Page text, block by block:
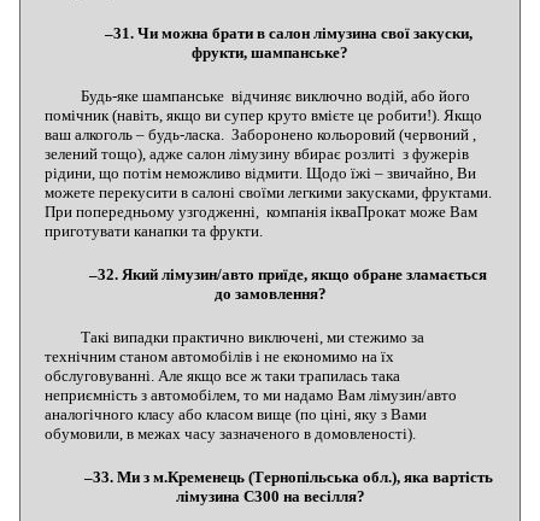
–31. Чи можна брати в салон лімузина свої закуски,
фрукти, шампанське?
Будь-яке шампанське відчиняє виключно водій, або його
помічник (навіть, якщо ви супер круто вмієте це робити!). Якщо
ваш алкоголь – будь-ласка. Заборонено кольоровий (червоний ,
зелений тощо), адже салон лімузину вбирає розлиті з фужерів
рідини, що потім неможливо відмити. Щодо їжі – звичайно, Ви
можете перекусити в салоні своїми легкими закусками, фруктами.
При попередньому узгодженні, компанія ікваПрокат може Вам
приготувати канапки та фрукти.
–32. Який лімузин/авто приїде, якщо обране зламається
до замовлення?
Такі випадки практично виключені, ми стежимо за
технічним станом автомобілів і не економимо на їх
обслуговуванні. Але якщо все ж таки трапилась така
неприємність з автомобілем, то ми надамо Вам лімузин/авто
аналогічного класу або класом вище (по ціні, яку з Вами
обумовили, в межах часу зазначеного в домовленості).
–33. Ми з м.Кременець (Тернопільська обл.), яка вартість
лімузина С300 на весілля?